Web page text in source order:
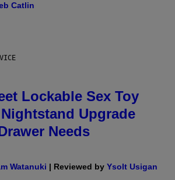
Catlin
Lockable Sex Toy
Upgrade
Needs
Watanuki | Reviewed by Ysolt Usigan